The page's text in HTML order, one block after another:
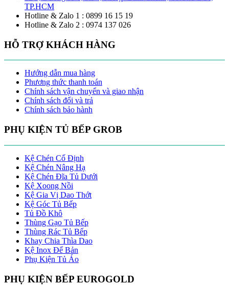
TP.HCM
Hotline & Zalo 1 : 0899 16 15 19
Hotline & Zalo 2 : 0974 137 026
HỖ TRỢ KHÁCH HÀNG
Hướng dẫn mua hàng
Phương thức thanh toán
Chính sách vận chuyển và giao nhận
Chính sách đổi và trả
Chính sách bảo hành
PHỤ KIỆN TỦ BẾP GROB
Kệ Chén Cố Định
Kệ Chén Nâng Hạ
Kệ Chén Đĩa Tủ Dưới
Kệ Xoong Nồi
Kệ Gia Vị Dao Thớt
Kệ Góc Tủ Bếp
Tủ Đồ Khô
Thùng Gạo Tủ Bếp
Thùng Rác Tủ Bếp
Khay Chia Thìa Dao
Kệ Inox Để Bản
Phụ Kiện Tủ Áo
PHỤ KIỆN BẾP EUROGOLD